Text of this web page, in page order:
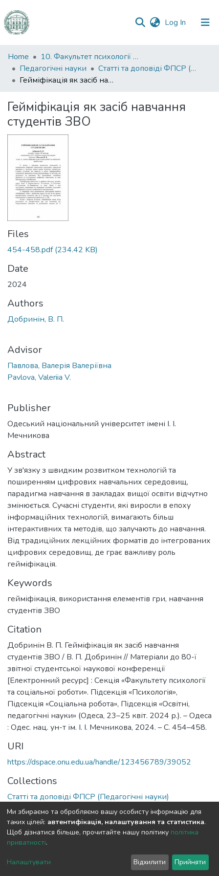
Log In (current)
Communities
&
Collections
Statistics
Home
10. Факультет психології та соціальної роботи
Педагогічні науки
Статті та доповіді ФПСР (Педагогічні науки)
Гейміфікація як засіб навчання студентів ЗВО
Гейміфікація як засіб навчання
студентів ЗВО
Files
454-458.pdf(234.42 KB)
Date
2024
Authors
Добринін, В. П.
Advisor
Павлова, Валерія Валеріївна
Pavlova, Valeriia V.
Publisher
Одеський національний університет імені І. І.
Мечникова
Abstract
У зв'язку з швидким розвитком технологій та
поширенням цифрових навчальних середовищ,
парадигма навчання в закладах вищої освіти відчутно
змінюється. Сучасні студенти, які виросли в епоху
інформаційних технологій, вимагають більш
інтерактивних та методів, що залучають до навчання.
Від традиційних лекційних форматів до інтегрованих
цифрових середовищ, де грає важливу роль
гейміфікація.
Keywords
гейміфікація, використання елементів гри, навчання
студентів ЗВО
Citation
Добринін В. П. Гейміфікація як засіб навчання
студентів ЗВО / В. П. Добринін // Матеріали до 80-ї
звітної студентської наукової конференції
[Електронний ресурс] : Секція «Факультету психології
та соціальної роботи». Підсекція «Психологія»,
Підсекція «Соціальна робота», Підсекція «Освітні,
педагогічні науки» (Одеса, 23–25 квіт. 2024 р.). – Одеса
: Одес. нац. ун-т ім. І. І. Мечникова, 2024. – С. 454–458.
URI
https://dspace.onu.edu.ua/handle/123456789/39052
Collections
Статті та доповіді ФПСР (Педагогічні науки)
Full item page
Cookie
End User
Agreement
Send
Feedback
Ми збираємо та обробляємо вашу особисту інформацію для
таких цілей: автентифікація, налаштування та статистика.
Щоб дізнатися більше, прочитайте нашу політику політика
приватності.
Налаштувати Відхилити Прийняти